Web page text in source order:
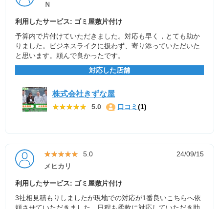
Ｎ
利用したサービス: ゴミ屋敷片付け
予算内で片付けていただきました。対応も早く，とても助か
りました。ビジネスライクに扱わず、寄り添っていただいた
と思います。頼んで良かったです。
対応した店舗
株式会社きずな屋
★★★★★
★★★★★ 5.0 口コミ (1)
★★★★★
★★★★★ 5.0
24/09/15
メヒカリ
利用したサービス: ゴミ屋敷片付け
3社相見積もりしましたが現地での対応が1番良いこちらへ依